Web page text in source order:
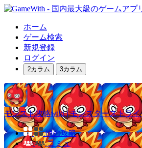
ホーム
ゲーム検索
新規登録
ログイン
2カラム 3カラム
モンスト攻略wiki | モンスターストラ
他の攻略
コミュ